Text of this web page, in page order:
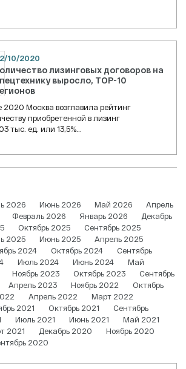
10/2020
лизинговых договоров на
выросло, ТОР-10
2020 Москва возглавила рейтинг
приобретенной в лизинг
тыс. ед. или 13,5%...
2026 Июнь 2026 Май 2026
Апрель
Февраль 2026 Январь 2026
Декабрь
Октябрь 2025
Сентябрь 2025
2025 Июнь 2025
Апрель 2025
2024 Октябрь 2024
Сентябрь
Июль 2024 Июнь 2024
Май
Ноябрь 2023 Октябрь 2023
Сентябрь
Апрель 2023 Ноябрь 2022
Октябрь
Апрель 2022
Март 2022
2021 Октябрь 2021
Сентябрь
Июль 2021 Июнь 2021
Май 2021
2021 Декабрь 2020
Ноябрь 2020
2020